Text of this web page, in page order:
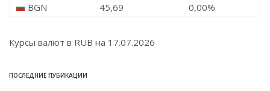
BGN
45,69 0,00%
Курсы валют в RUB на 17.07.2026
ПОСЛЕДНИЕ ПУБИКАЦИИ